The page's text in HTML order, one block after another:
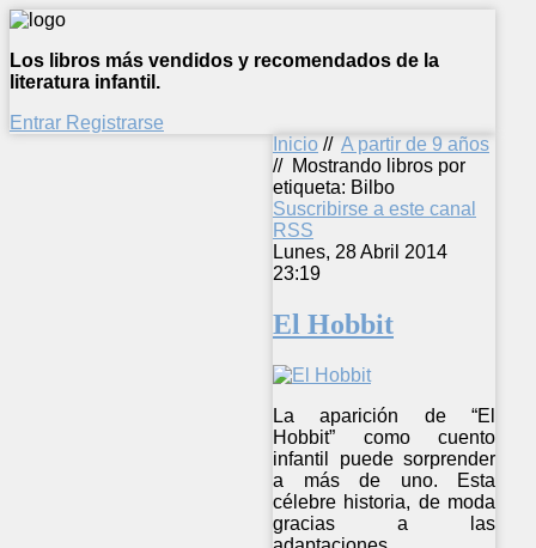
Los libros más vendidos y recomendados de la
literatura infantil.
Entrar Registrarse
Inicio // A partir de 9 años
// Mostrando libros por
etiqueta: Bilbo
Suscribirse a este canal
RSS
Lunes, 28 Abril 2014
23:19
El Hobbit
La aparición de “El
Hobbit” como cuento
infantil puede sorprender
a más de uno. Esta
célebre historia, de moda
gracias a las